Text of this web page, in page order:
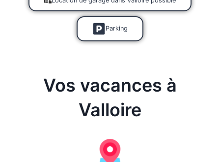
Parking
Vos vacances à
Valloire